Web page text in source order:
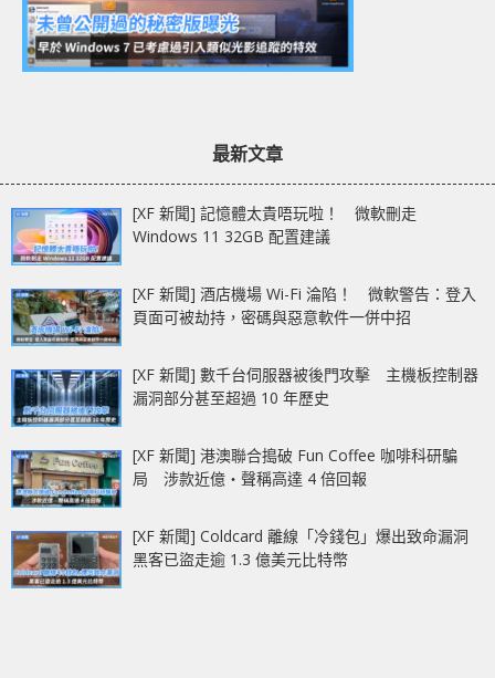
最新文章
[XF 新聞] 記憶體太貴唔玩啦！ 微軟刪走
Windows 11 32GB 配置建議
[XF 新聞] 酒店機場 Wi-Fi 淪陷！ 微軟警告：登入
頁面可被劫持，密碼與惡意軟件一併中招
[XF 新聞] 數千台伺服器被後門攻擊 主機板控制器
漏洞部分甚至超過 10 年歷史
[XF 新聞] 港澳聯合搗破 Fun Coffee 咖啡科研騙
局 涉款近億‧聲稱高達 4 倍回報
[XF 新聞] Coldcard 離線「冷錢包」爆出致命漏洞
黑客已盜走逾 1.3 億美元比特幣